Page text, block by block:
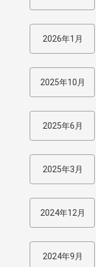
2026年1月
2025年10月
2025年6月
2025年3月
2024年12月
2024年9月